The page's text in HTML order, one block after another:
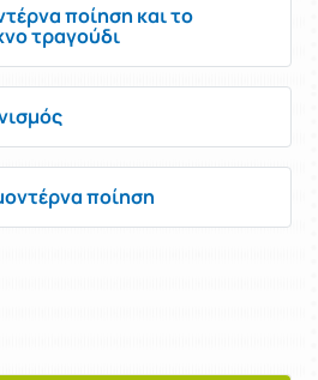
ποίηση και το
τραγούδι
ποίηση